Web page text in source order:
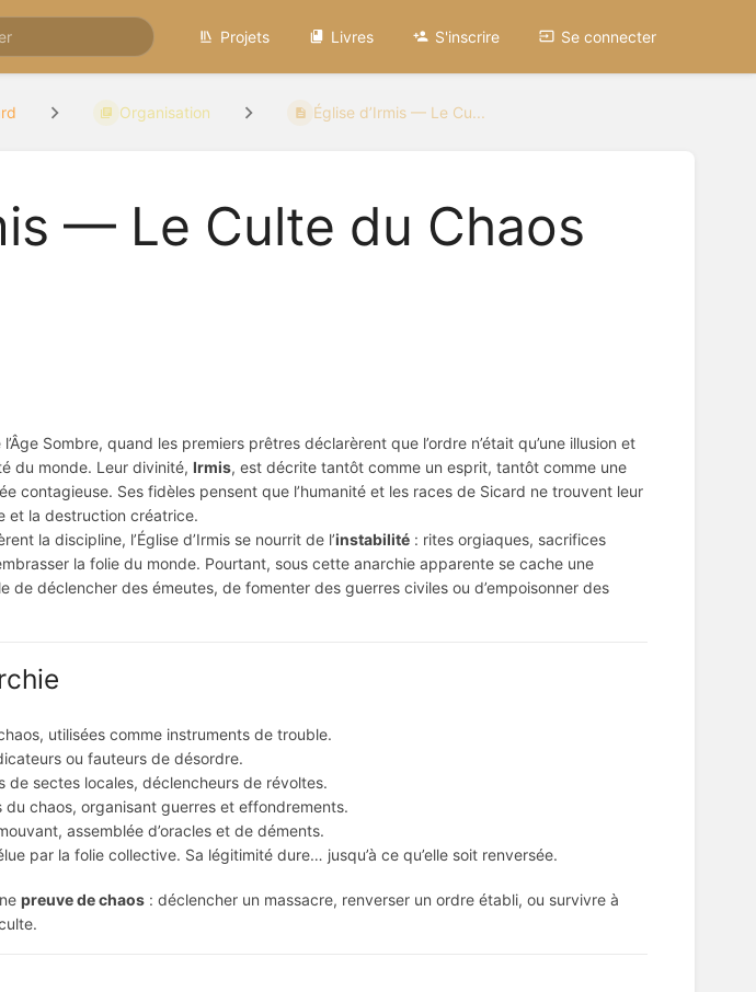
Projets Livres S'inscrire Se connecter
Organisation Église d’Irmis — Le Cu...
— Le Culte du Chaos
Sombre, quand les premiers prêtres déclarèrent que l’ordre n’était qu’une illusion et
du monde. Leur divinité, Irmis, est décrite tantôt comme un esprit, tantôt comme une
contagieuse. Ses fidèles pensent que l’humanité et les races de Sicard ne trouvent leur
et la destruction créatrice.
la discipline, l’Église d’Irmis se nourrit de l’instabilité : rites orgiaques, sacrifices
la folie du monde. Pourtant, sous cette anarchie apparente se cache une
de déclencher des émeutes, de fomenter des guerres civiles ou d’empoisonner des
utilisées comme instruments de trouble.
ou fauteurs de désordre.
de sectes locales, déclencheurs de révoltes.
du chaos, organisant guerres et effondrements.
assemblée d’oracles et de déments.
par la folie collective. Sa légitimité dure… jusqu’à ce qu’elle soit renversée.
preuve de chaos : déclencher un massacre, renverser un ordre établi, ou survivre à